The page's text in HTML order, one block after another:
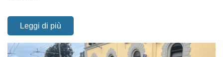
Leggi di più